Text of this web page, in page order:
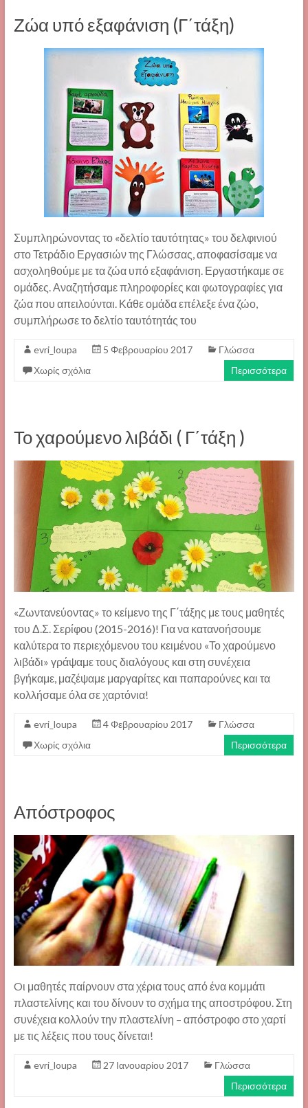
Ζώα υπό εξαφάνιση (Γ΄τάξη)
Συμπληρώνοντας το «δελτίο ταυτότητας» του δελφινιού
στο Τετράδιο Εργασιών της Γλώσσας, αποφασίσαμε να
ασχοληθούμε με τα ζώα υπό εξαφάνιση. Εργαστήκαμε σε
ομάδες. Αναζητήσαμε πληροφορίες και φωτογραφίες για
ζώα που απειλούνται. Κάθε ομάδα επέλεξε ένα ζώο,
συμπλήρωσε το δελτίο ταυτότητάς του
evri_loupa 5 Φεβρουαρίου 2017
Γλώσσα
Χωρίς σχόλια
Περισσότερα
Το χαρούμενο λιβάδι ( Γ΄τάξη )
«Ζωντανεύοντας» το κείμενο της Γ΄τάξης με τους μαθητές
του Δ.Σ. Σερίφου (2015-2016)! Για να κατανοήσουμε
καλύτερα το περιεχόμενου του κειμένου «Το χαρούμενο
λιβάδι» γράψαμε τους διαλόγους και στη συνέχεια
βγήκαμε, μαζέψαμε μαργαρίτες και παπαρούνες και τα
κολλήσαμε όλα σε χαρτόνια!
evri_loupa 4 Φεβρουαρίου 2017
Γλώσσα
Χωρίς σχόλια
Περισσότερα
Απόστροφος
Oι μαθητές παίρνουν στα χέρια τους από ένα κομμάτι
πλαστελίνης και του δίνουν το σχήμα της αποστρόφου. Στη
συνέχεια κολλούν την πλαστελίνη – απόστροφο στο χαρτί
με τις λέξεις που τους δίνεται!
evri_loupa 27 Ιανουαρίου 2017
Γλώσσα
Περισσότερα